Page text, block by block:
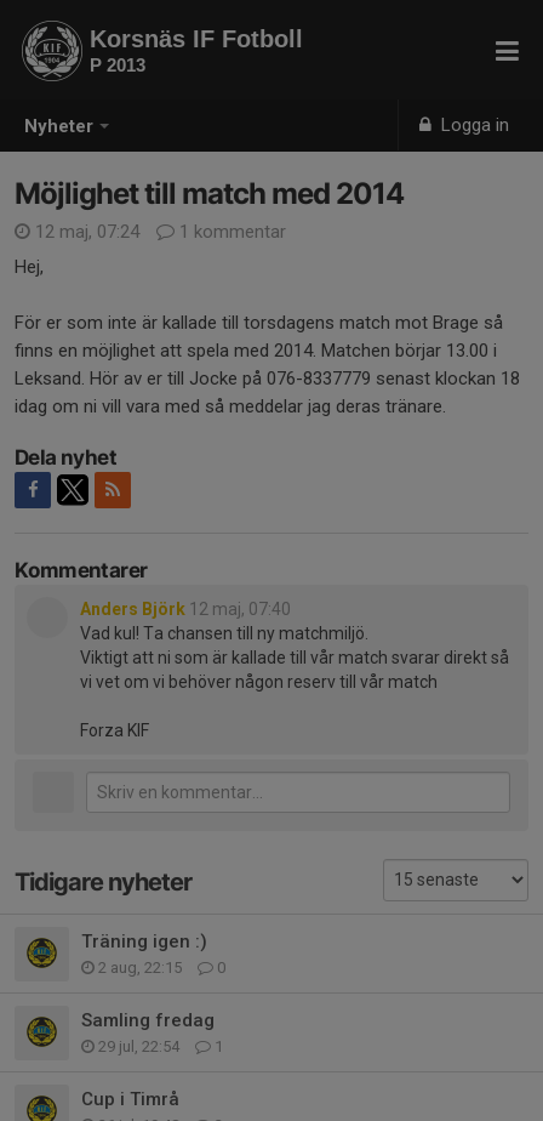
Nyheter Logga in
Korsnäs IF Fotboll
P 2013
Möjlighet till match med 2014
12 maj, 07:24
1 kommentar
Hej,
För er som inte är kallade till torsdagens match mot Brage så
finns en möjlighet att spela med 2014. Matchen börjar 13.00 i
Leksand. Hör av er till Jocke på 076-8337779 senast klockan 18
idag om ni vill vara med så meddelar jag deras tränare.
Dela nyhet
Kommentarer
Anders Björk 12 maj, 07:40
Vad kul! Ta chansen till ny matchmiljö.
Viktigt att ni som är kallade till vår match svarar direkt så
vi vet om vi behöver någon reserv till vår match
Forza KIF
Tidigare nyheter
Träning igen :)
2 aug, 22:15 0
Samling fredag
29 jul, 22:54 1
Cup i Timrå